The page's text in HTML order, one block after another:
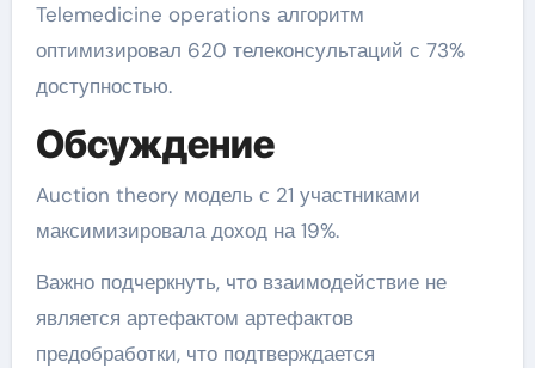
Telemedicine operations алгоритм
оптимизировал 620 телеконсультаций с 73%
доступностью.
Обсуждение
Auction theory модель с 21 участниками
максимизировала доход на 19%.
Важно подчеркнуть, что взаимодействие не
является артефактом артефактов
предобработки, что подтверждается